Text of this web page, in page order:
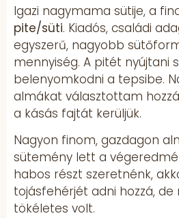
Igazi nagymama sütije, a
pite/süti. Kiadós, családi
egyszerű, nagyobb
mennyiség. A pitét nyújtani
belenyomkodni a tepsibe.
almákat választottam
a kásás fajtát kerüljük.
Nagyon finom, gazdagon
sütemény lett a
habos részt szeretnénk,
tojásfehérjét adni hozzá, de
tökéletes volt.